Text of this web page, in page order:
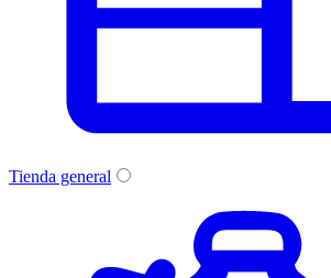
Tienda general